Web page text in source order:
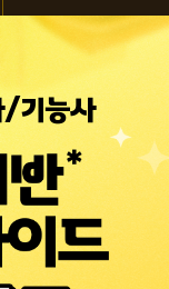
/기능사